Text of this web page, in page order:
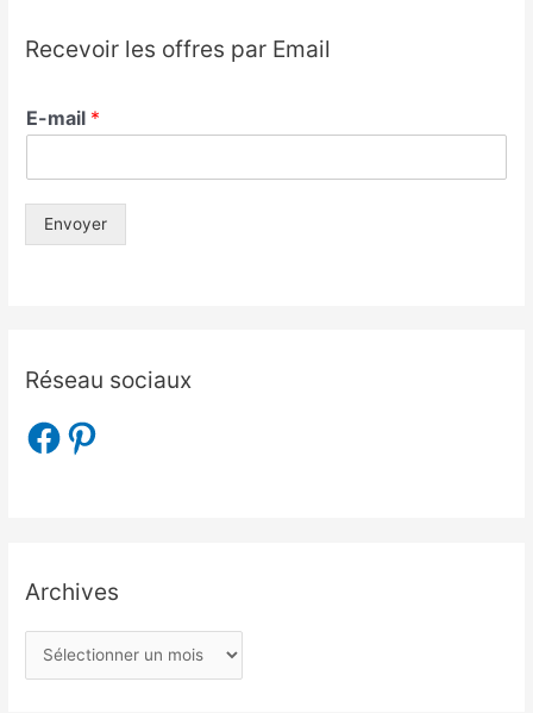
Recevoir les offres par Email
E-mail *
Envoyer
Réseau sociaux
Archives